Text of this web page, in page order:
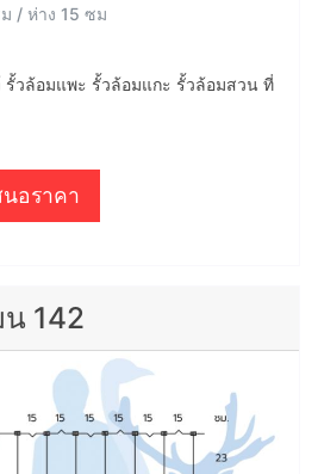
/ ห่าง 15 ซม
รั้วล้อมแพะ รั้วล้อมแกะ รั้วล้อมสวน ที่
อราคา
142